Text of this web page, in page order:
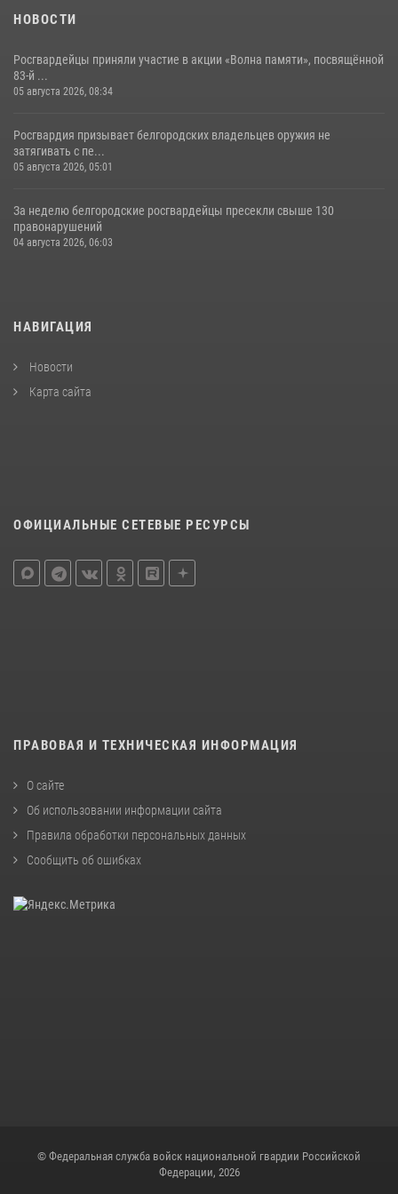
НОВОСТИ
Росгвардейцы приняли участие в акции «Волна памяти», посвящённой
83‑й ...
05 августа 2026, 08:34
Росгвардия призывает белгородских владельцев оружия не
затягивать с пе...
05 августа 2026, 05:01
За неделю белгородские росгвардейцы пресекли свыше 130
правонарушений
04 августа 2026, 06:03
НАВИГАЦИЯ
Новости
Карта сайта
ОФИЦИАЛЬНЫЕ СЕТЕВЫЕ РЕСУРСЫ
ПРАВОВАЯ И ТЕХНИЧЕСКАЯ ИНФОРМАЦИЯ
О сайте
Об использовании информации сайта
Правила обработки персональных данных
Сообщить об ошибках
© Федеральная служба войск национальной гвардии Российской
Федерации, 2026